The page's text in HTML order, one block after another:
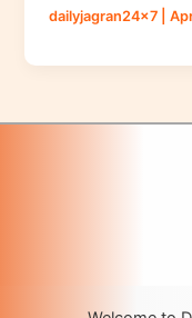
dailyjagran24x7 |